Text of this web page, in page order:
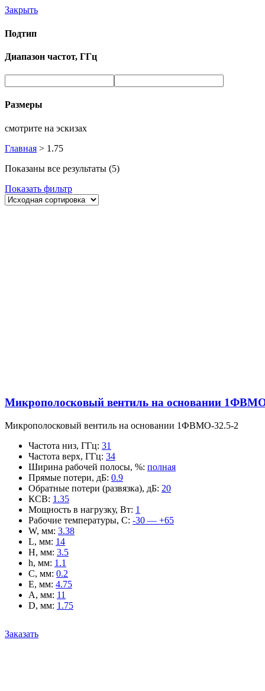
Закрыть
Подтип
Диапазон частот, ГГц
Размеры
смотрите на эскизах
Главная > 1.75
Показаны все результаты (5)
Показать фильтр
Микрополосковый вентиль на основании
Микрополосковый вентиль на основании 1ФВМO-32.5-2
Частота низ, ГГц: 31
Частота верх, ГГц: 34
Ширина рабочей полосы, %: полная
Прямые потери, дБ: 0.9
Обратные потери (развязка), дБ: 20
КСВ: 1.35
Мощность в нагрузку, Вт: 1
Рабочие температуры, С: -30 — +65
W, мм: 3.38
L, мм: 14
H, мм: 3.5
h, мм: 1.1
C, мм: 0.2
E, мм: 4.75
A, мм: 11
D, мм: 1.75
Заказать